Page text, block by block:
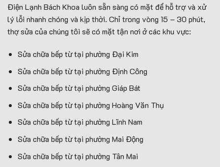
Điện Lạnh Bách Khoa luôn sẵn sàng có mặt để hỗ trợ và xử
lý lỗi nhanh chóng và kịp thời. Chỉ trong vòng 15 – 30 phút,
thợ sửa của chúng tôi sẽ có mặt tận nơi ở các khu vực:
Sửa chữa bếp từ tại phường Đại Kim
Sửa chữa bếp từ tại phường Định Công
Sửa chữa bếp từ tại phường Giáp Bát
Sửa chữa bếp từ tại phường Hoàng Văn Thụ
Sửa chữa bếp từ tại phường Lĩnh Nam
Sửa chữa bếp từ tại phường Mai Động
Sửa chữa bếp từ tại phường Tân Mai